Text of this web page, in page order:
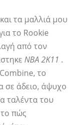
τα μαλλιά μου
το Rookie
από τον
ΝΒΑ 2Κ11 .
το
σε άδειο, άψυχο
ταλέντα του
πώς